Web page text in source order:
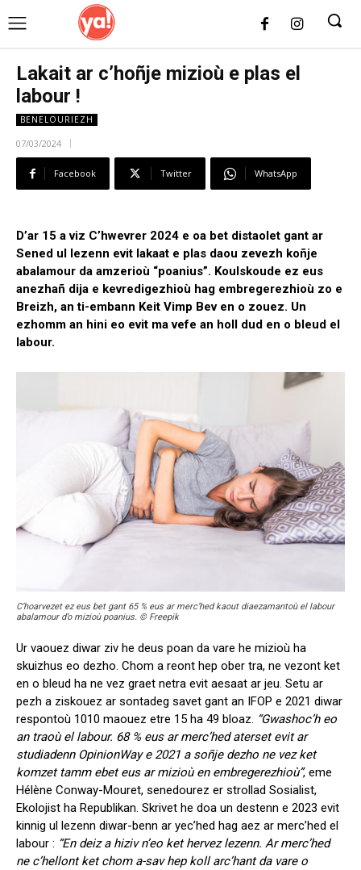
Lakait ar c’hoñje mizioù e plas el
labour !
BENELOURIEZH
07/03/2024
Facebook Twitter WhatsApp
D’ar 15 a viz C’hwevrer 2024 e oa bet distaolet gant ar
Sened ul lezenn evit lakaat e plas daou zevezh koñje
abalamour da amzerioù “poanius”. Koulskoude ez eus
anezhañ dija e kevredigezhioù hag embregerezhioù zo e
Breizh, an ti-embann Keit Vimp Bev en o zouez. Un
ezhomm an hini eo evit ma vefe an holl dud en o bleud el
labour.
C’hoarvezet ez eus bet gant 65 % eus ar merc’hed kaout diaezamantoù el labour
abalamour d’o mizioù poanius. © Freepik
Ur vaouez diwar ziv he deus poan da vare he mizioù ha
skuizhus eo dezho. Chom a reont hep ober tra, ne vezont ket
en o bleud ha ne vez graet netra evit aesaat ar jeu. Setu ar
pezh a ziskouez ar sontadeg savet gant an IFOP e 2021 diwar
respontoù 1010 maouez etre 15 ha 49 bloaz. “Gwashoc’h eo
an traoù el labour. 68 % eus ar merc’hed aterset evit ar
studiadenn OpinionWay e 2021 a soñje dezho ne vez ket
komzet tamm ebet eus ar mizioù en embregerezhioù”, eme
Hélène Conway-Mouret, senedourez er strollad Sosialist,
Ekolojist ha Republikan. Skrivet he doa un destenn e 2023 evit
kinnig ul lezenn diwar-benn ar yec’hed hag aez ar merc’hed el
labour : “En deiz a hiziv n’eo ket hervez lezenn. Ar merc’hed
ne c’hellont ket chom a-sav hep koll arc’hant da vare o